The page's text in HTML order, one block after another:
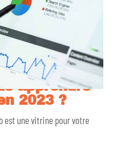
apprendre
2023 ?
est une vitrine pour votre